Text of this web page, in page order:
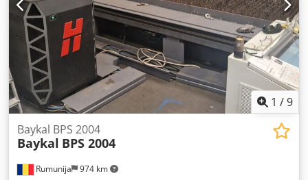
1 /9
Rumunija 974 km
Baykal BPS 2004
Baykal BPS 2004